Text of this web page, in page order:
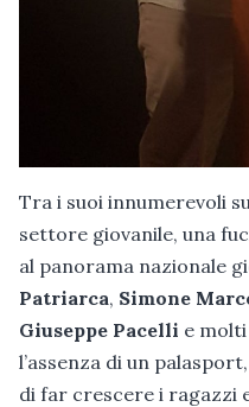
Tra i suoi innumerevoli
settore giovanile, una
al panorama nazionale
Patriarca, Simone
Giuseppe Pacelli e
l’assenza di un
di far crescere i ragazzi